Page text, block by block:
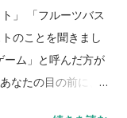
」 「フルーツバス
のことを聞きまし
ーム」と呼んだ方が
なたの目の前に、